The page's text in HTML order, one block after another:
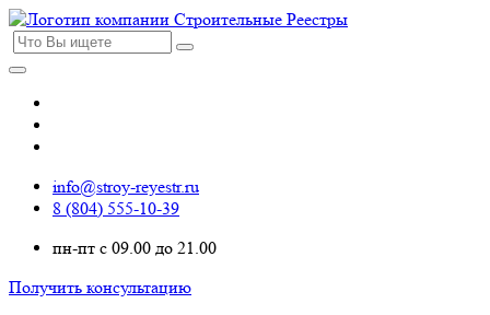
info@stroy-reyestr.ru
8 (804) 555-10-39
пн-пт с 09.00 до 21.00
Получить консультацию